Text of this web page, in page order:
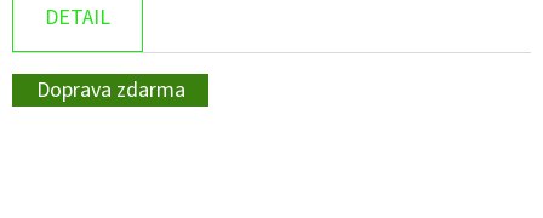
DETAIL
Doprava zdarma